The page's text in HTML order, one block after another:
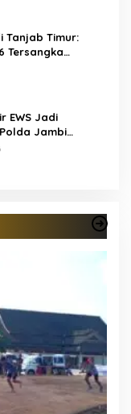
Tanjab Timur:
Tersangka
EWS Jadi
Jambi